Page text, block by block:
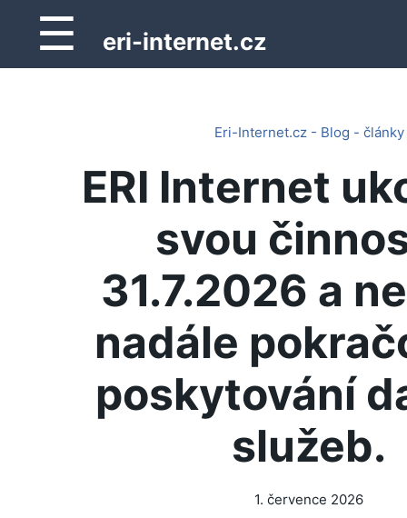
☰ eri-internet.cz
Eri-Internet.cz - Blog - články
ERI Internet
svou
31.7.2026 a
nadále
poskytování
služeb.
1. července 2026